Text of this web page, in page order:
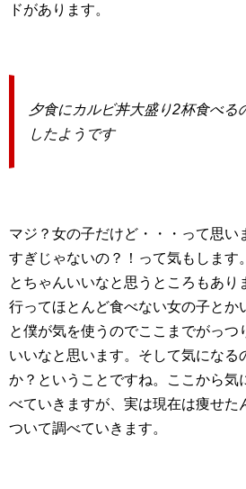
ドがあります。
夕食にカルビ丼大盛り2杯食べる
したようです
マジ？女の子だけど・・・って思い
すぎじゃないの？！って気もします
とちゃんいいなと思うところもあり
行ってほとんど食べない女の子とか
と僕が気を使うのでここまでがっつ
いいなと思います。そして気になる
か？ということですね。ここから気
べていきますが、実は現在は痩せた
ついて調べていきます。